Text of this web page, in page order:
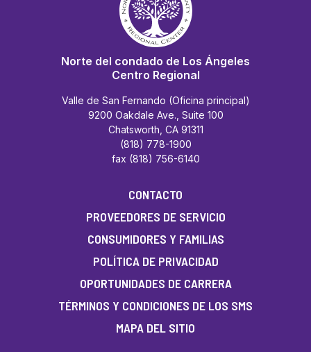
Norte del condado de Los Ángeles
Centro Regional
Valle de San Fernando (Oficina principal)
9200 Oakdale Ave., Suite 100
Chatsworth, CA 91311
(818) 778-1900
fax (818) 756-6140
CONTACTO
PROVEEDORES DE SERVICIO
CONSUMIDORES Y FAMILIAS
POLÍTICA DE PRIVACIDAD
OPORTUNIDADES DE CARRERA
TÉRMINOS Y CONDICIONES DE LOS SMS
MAPA DEL SITIO